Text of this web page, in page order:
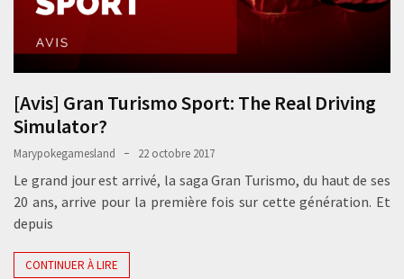
[Avis] Gran Turismo Sport: The Real Driving
Simulator?
Marypokegamesland 22 octobre 2017
Le grand jour est arrivé, la saga Gran Turismo, du haut de ses
20 ans, arrive pour la première fois sur cette génération. Et
depuis
CONTINUER À LIRE